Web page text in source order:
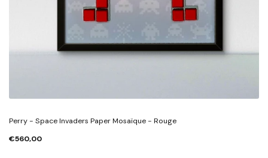
Perry - Space Invaders Paper Mosaïque - Rouge
€560,00